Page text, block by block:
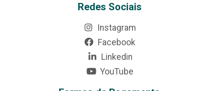
Redes Sociais
Instagram
Facebook
Linkedin
YouTube